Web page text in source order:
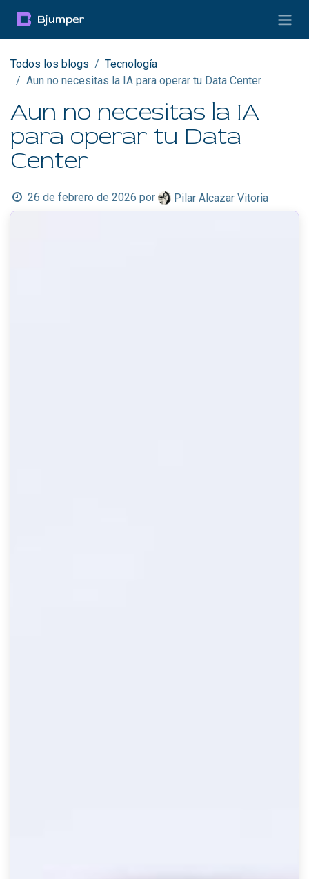
Todos los blogs
Tecnología
Aun no necesitas la IA para operar tu Data Center
Aun no necesitas la IA
para operar tu Data
Center
26 de febrero de 2026 por Pilar Alcazar Vitoria